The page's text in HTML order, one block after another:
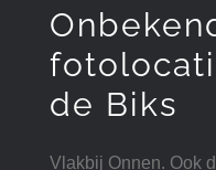
de Biks
Vlakbij Onnen. Ook